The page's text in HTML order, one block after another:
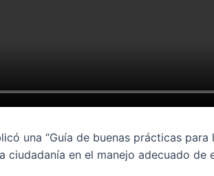
una “Guía de buenas prácticas
ciudadanía en el manejo adecuado de